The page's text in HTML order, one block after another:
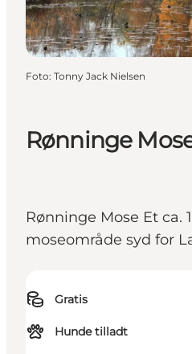
Rønninge
Rønninge Mose Et ca.
moseområde syd for
Gratis
Hunde tilladt
Foto: Tonny Jack Nielsen